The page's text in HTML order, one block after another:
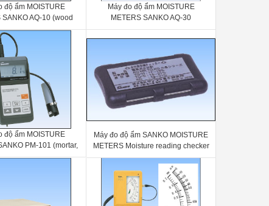
độ ẩm MOISTURE
SANKO AQ-10 (wood
meter)
Máy đo độ ẩm MOISTURE
METERS SANKO AQ-30
(construction moisture meter)
độ ẩm MOISTURE
PM-101 (mortar,
moisture meter)
Máy đo độ ẩm SANKO MOISTURE
METERS Moisture reading checker
(option)